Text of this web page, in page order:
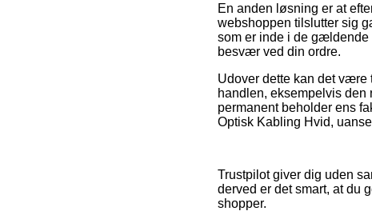
En anden løsning er at
webshoppen tilslutter sig
som er inde i de gældende
besvær ved din ordre.
Udover dette kan det
handlen, eksempelvis
permanent beholder ens
Optisk Kabling Hvid,
Trustpilot giver dig uden
derved er det smart, at du
shopper.